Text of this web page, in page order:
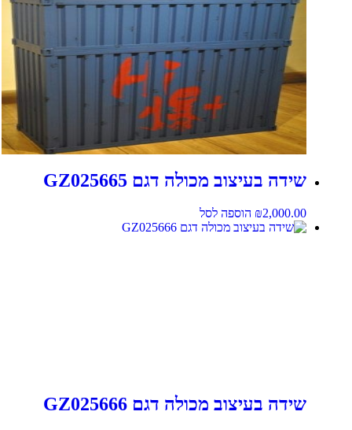
שידה בעיצוב מכולה דגם GZ025665
₪2,000.00 הוספה לסל
שידה בעיצוב מכולה דגם GZ025666